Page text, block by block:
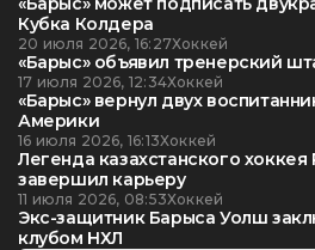
Кубка Колдера
20 июля 2026, 16:27Хоккей
«Барыс» объявил тренерский
17 июля 2026, 12:34Хоккей
«Барыс» вернул двух
Америки
16 июля 2026, 16:13Хоккей
Легенда казахстанского
завершил карьеру
11 июля 2026, 08:53Хоккей
Экс-защитник Барыса Уолш
клубом НХЛ